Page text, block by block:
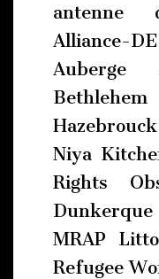
antenne
Alliance-
Niya
Rights
MRAP
Refugee